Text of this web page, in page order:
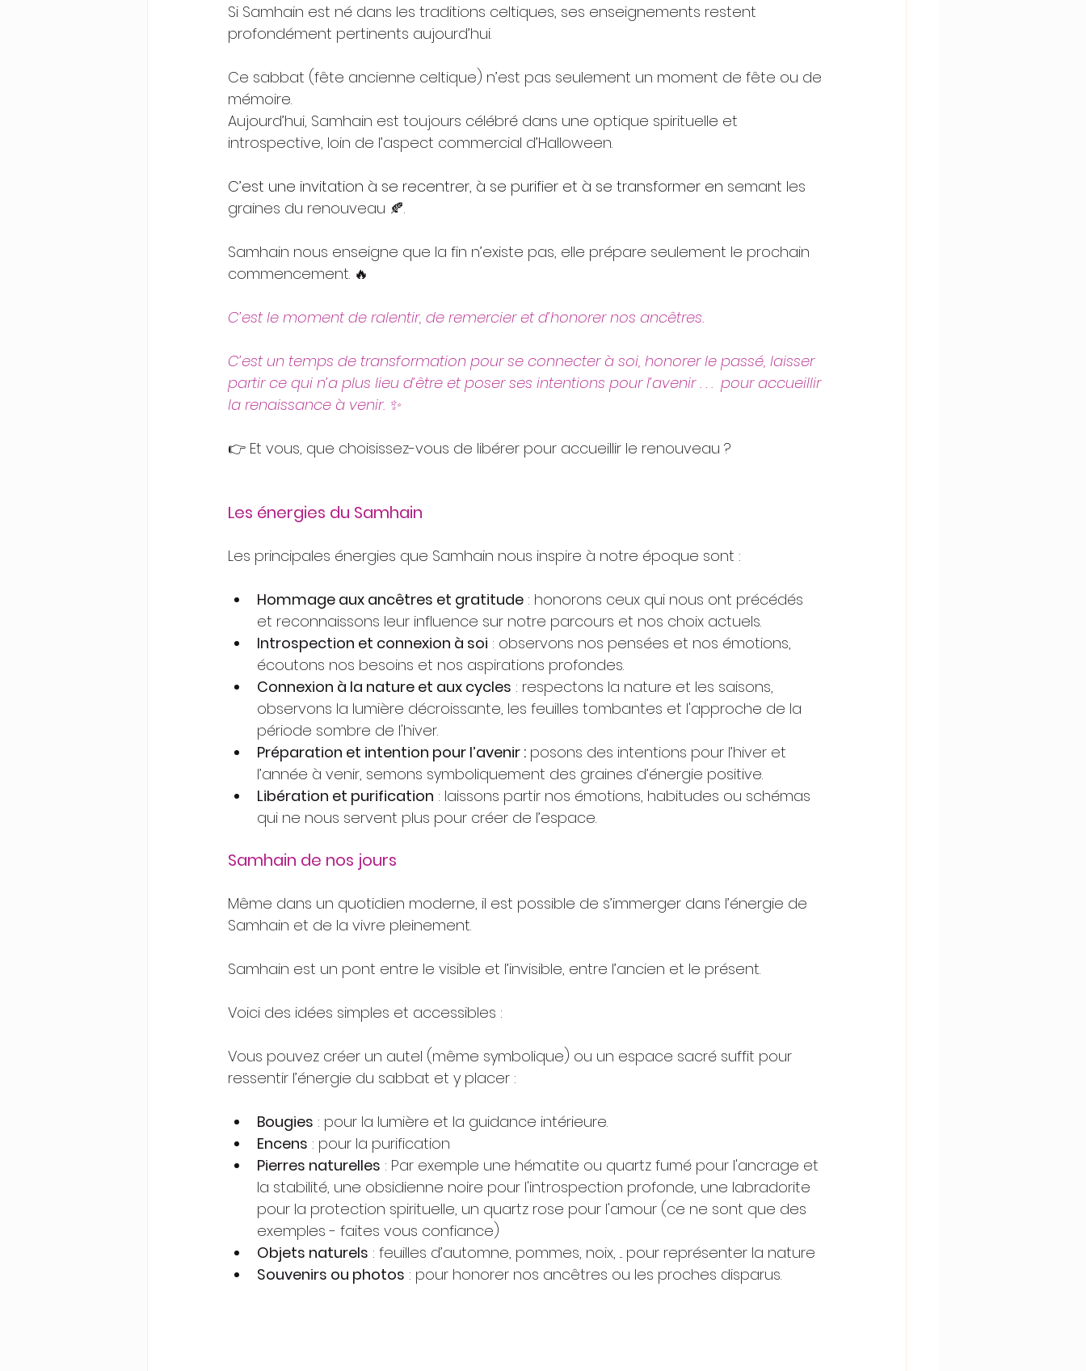
Si Samhain est né dans les traditions celtiques, ses enseignements restent
profondément pertinents aujourd’hui.
Ce sabbat (fête ancienne celtique) n’est pas seulement un moment de fête ou de
mémoire.
Aujourd’hui, Samhain est toujours célébré dans une optique spirituelle et
introspective, loin de l’aspect commercial d’Halloween.
C’est une invitation à se recentrer, à se purifier et à se transformer en semant les
graines du renouveau 🍂.
Samhain nous enseigne que la fin n’existe pas, elle prépare seulement le prochain
commencement. 🔥
C’est le moment de ralentir, de remercier et d’honorer nos ancêtres.
C’est un temps de transformation pour se connecter à soi, honorer le passé, laisser
partir ce qui n’a plus lieu d’être et poser ses intentions pour l’avenir . . .  pour accueillir
la renaissance à venir. ✨
👉 Et vous, que choisissez-vous de libérer pour accueillir le renouveau ?
Les énergies du Samhain
Les principales énergies que Samhain nous inspire à notre époque sont :
Hommage aux ancêtres et gratitude : honorons ceux qui nous ont précédés
et reconnaissons leur influence sur notre parcours et nos choix actuels.
Introspection et connexion à soi : observons nos pensées et nos émotions,
écoutons nos besoins et nos aspirations profondes.
Connexion à la nature et aux cycles : respectons la nature et les saisons,
observons la lumière décroissante, les feuilles tombantes et l'approche de la
période sombre de l'hiver.
Préparation et intention pour l’avenir : posons des intentions pour l’hiver et
l’année à venir, semons symboliquement des graines d’énergie positive.
Libération et purification : laissons partir nos émotions, habitudes ou schémas
qui ne nous servent plus pour créer de l’espace.
Samhain de nos jours
Même dans un quotidien moderne, il est possible de s’immerger dans l’énergie de
Samhain et de la vivre pleinement.
Samhain est un pont entre le visible et l’invisible, entre l’ancien et le présent.
Voici des idées simples et accessibles :
Vous pouvez créer un autel (même symbolique) ou un espace sacré suffit pour
ressentir l’énergie du sabbat et y placer :
Bougies : pour la lumière et la guidance intérieure.
Encens : pour la purification
Pierres naturelles : Par exemple une hématite ou quartz fumé pour l'ancrage et
la stabilité, une obsidienne noire pour l'introspection profonde, une labradorite
pour la protection spirituelle, un quartz rose pour l'amour (ce ne sont que des
exemples - faites vous confiance)
Objets naturels : feuilles d’automne, pommes, noix, ... pour représenter la nature
Souvenirs ou photos : pour honorer nos ancêtres ou les proches disparus.